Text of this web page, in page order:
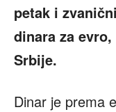
petak i
dinara za
Srbije.
Dinar je prema